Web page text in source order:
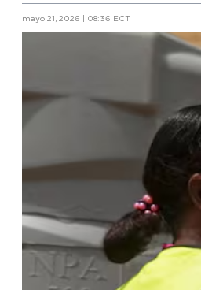
mayo 21, 2026 | 08:36 ECT